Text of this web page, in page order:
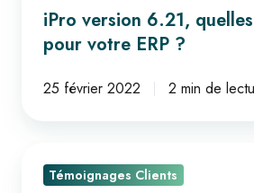
6.21,
quelles
améliorations
pour
iPro version 6.21,
pour votre ERP ?
25 février 2022 2 min de
Témoignages Clients